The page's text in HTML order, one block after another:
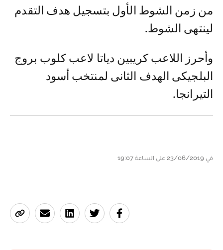
من زمن الشوط الأول بتسجيل هدف التقدم
لينتهى الشوط.
وأحرز اللاعب كريبين دياتا لاعب كلوب بروج
البلجيكى الهدف الثانى لمنتخب أسود
التيرانجا.
في 23/06/2019 على الساعة 19:07